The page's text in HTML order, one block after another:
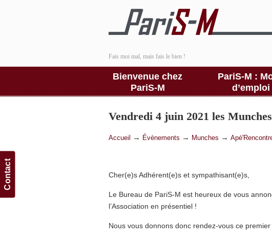
Contact
Fais moi mal, mais fais le bien !
Bienvenue chez
PariS-M
PariS-M :
d’emploi
Vendredi 4 juin 2021 les
Accueil → Évènements → Munches →
Cher(e)s Adhérent(e)s et sympathisant(e)s,
Le Bureau de PariS-M est heureux de vous
l’Association en présentiel !
Nous vous donnons donc rendez-vous ce